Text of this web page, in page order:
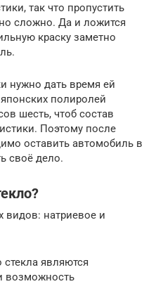
так что пропустить
сложно. Да и ложится
краску заметно
нужно дать время ей
полиролей
шесть, чтоб состав
Поэтому после
оставить автомобиль в
своё дело.
видов: натриевое и
являются
возможность